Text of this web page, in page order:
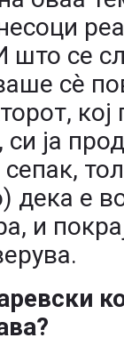
што се
сè
кој
ја
е
и